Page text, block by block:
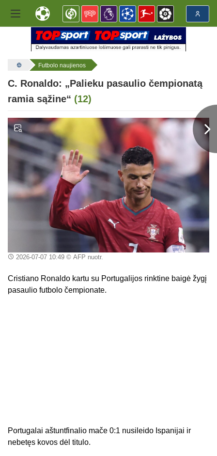
Futbolo naujienos
C. Ronaldo: „Palieku pasaulio čempionatą
ramia sąžine“ (12)
2026-07-07 10:49© AFP nuotr.
Cristiano Ronaldo kartu su Portugalijos rinktine baigė žygį
pasaulio futbolo čempionate.
Portugalai aštuntfinalio mače 0:1 nusileido Ispanijai ir
nebetęs kovos dėl titulo.